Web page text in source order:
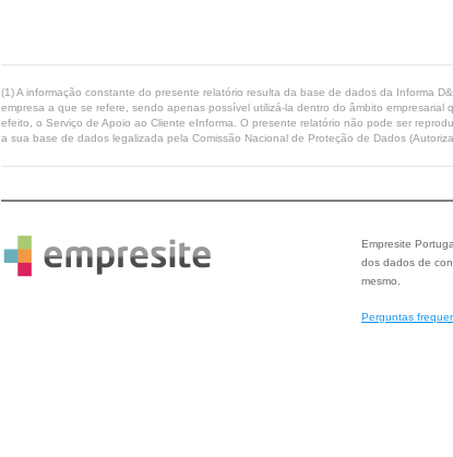
(1) A informação constante do presente relatório resulta da base de dados da Informa
empresa a que se refere, sendo apenas possível utilizá-la dentro do âmbito
efeito, o Serviço de Apoio ao Cliente eInforma. O presente relatório não pode ser
a sua base de dados legalizada pela Comissão Nacional de Proteção de Dados
Empresite
dos dados de
mesmo.
Perguntas